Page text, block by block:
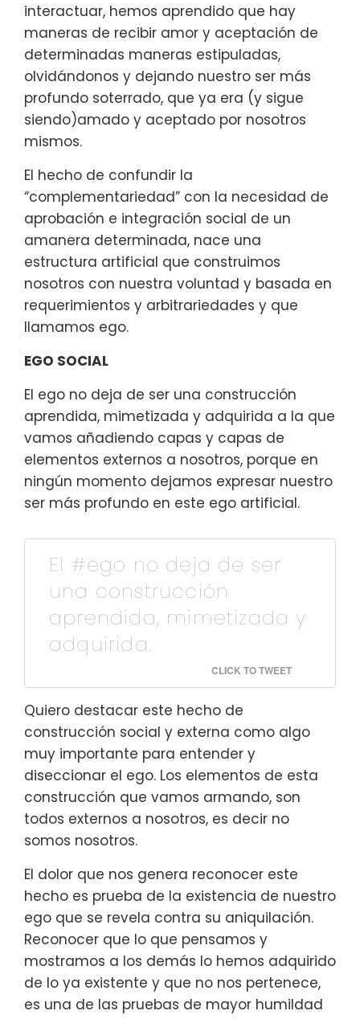
interactuar, hemos aprendido que hay
maneras de recibir amor y aceptación de
determinadas maneras estipuladas,
olvidándonos y dejando nuestro ser más
profundo soterrado, que ya era (y sigue
siendo)amado y aceptado por nosotros
mismos.
El hecho de confundir la
“complementariedad” con la necesidad de
aprobación e integración social de un
amanera determinada, nace una
estructura artificial que construimos
nosotros con nuestra voluntad y basada en
requerimientos y arbitrariedades y que
llamamos ego.
EGO SOCIAL
El ego no deja de ser una construcción
aprendida, mimetizada y adquirida a la que
vamos añadiendo capas y capas de
elementos externos a nosotros, porque en
ningún momento dejamos expresar nuestro
ser más profundo en este ego artificial.
El #ego no deja de ser
una construcción
aprendida, mimetizada y
adquirida.
CLICK TO TWEET
Quiero destacar este hecho de
construcción social y externa como algo
muy importante para entender y
diseccionar el ego. Los elementos de esta
construcción que vamos armando, son
todos externos a nosotros, es decir no
somos nosotros.
El dolor que nos genera reconocer este
hecho es prueba de la existencia de nuestro
ego que se revela contra su aniquilación.
Reconocer que lo que pensamos y
mostramos a los demás lo hemos adquirido
de lo ya existente y que no nos pertenece,
es una de las pruebas de mayor humildad